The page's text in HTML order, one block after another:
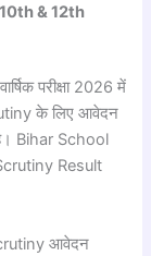
& 12th
परीक्षा 2026 में
के लिए आवेदन
Bihar School
Result
आवेदन